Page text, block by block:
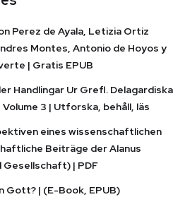
Perez de Ayala, Letizia Ortiz
Montes, Antonio de Hoyos y
| Gratis EPUB
Handlingar Ur Grefl. Delagardiska
3 | Utforska, behåll, läs
eines wissenschaftlichen
Beiträge der Alanus
Gesellschaft) | PDF
Gott? | (E-Book, EPUB)